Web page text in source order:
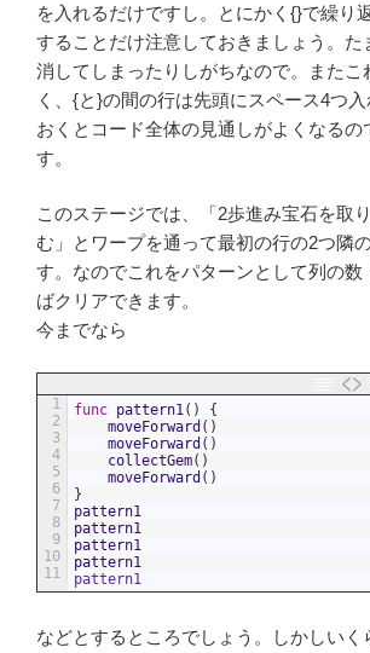
を入れるだけですし。とにかく{}で繰り
することだけ注意しておきましょう。た
消してしまったりしがちなので。またこ
く、{と}の間の行は先頭にスペース4つ
おくとコード全体の見通しがよくなるの
す。
このステージでは、「2歩進み宝石を取
む」とワープを通って最初の行の2つ隣
す。なのでこれをパターンとして列の数
ばクリアできます。
今までなら
1
2
3
4
5
6
7
8
9
10
11
func pattern1 ( )
{
moveForward ( )
moveForward ( )
collectGem( )
moveForward ( )
}
pattern1
pattern1
pattern1
pattern1
pattern1
などとするところでしょう。しかしいく